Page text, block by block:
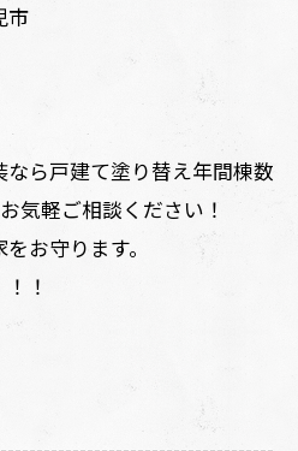
市
ら戸建て塗り替え年間棟数
気軽ご相談ください！
お守ります。
！